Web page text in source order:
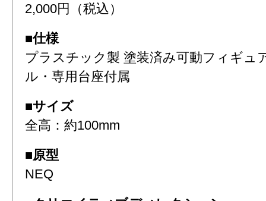
2,000円（税込）
■仕様
プラスチック製 塗装済み可動フィギュ
ル・専用台座付属
■サイズ
全高：約100mm
■原型
NEQ